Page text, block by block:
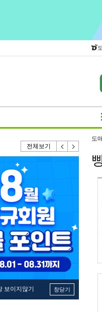
전체보기
보이지않기 창닫기
도